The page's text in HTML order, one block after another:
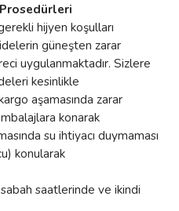
hijyen koşulları
güneşten zarar
uygulanmaktadır. Sizlere
kesinlikle
aşamasında zarar
konarak
su ihtiyacı duymaması
konularak
saatlerinde ve ikindi